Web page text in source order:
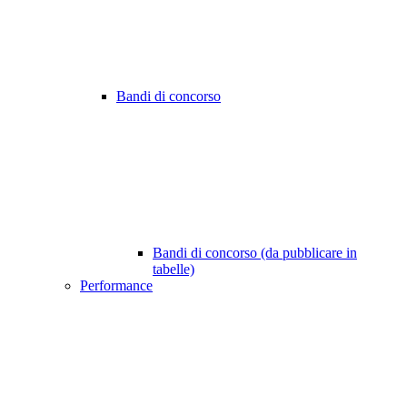
Bandi di concorso
Bandi di concorso (da pubblicare in
tabelle)
Performance